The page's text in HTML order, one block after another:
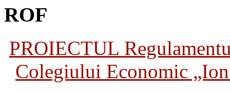
ROF
PROIECTUL
Colegiului Economic